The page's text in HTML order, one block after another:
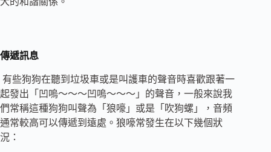
傳遞訊息
有些狗狗在聽到垃圾車或是叫護車的聲音時喜歡跟著一
起發出「凹嗚～～～凹嗚～～～」的聲音，一般來說我
們常稱這種狗狗叫聲為「狼嚎」或是「吹狗螺」，音頻
通常較高可以傳遞到遠處。狼嚎常發生在以下幾個狀
況：